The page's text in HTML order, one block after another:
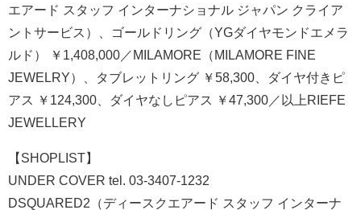
エアード スタッフ インターナショナル ジャパン クライア
ントサービス）、ゴールドリング（YGダイヤモンドエメラ
ルド） ￥1,408,000／MILAMORE（MILAMORE FINE
JEWELRY）、タブレットリング ￥58,300、ダイヤ付きピ
アス ￥124,300、ダイヤなしピアス ￥47,300／以上RIEFE
JEWELLERY
【SHOPLIST】
UNDER COVER tel. 03-3407-1232
DSQUARED2（ディースクエアード スタッフ インターナ